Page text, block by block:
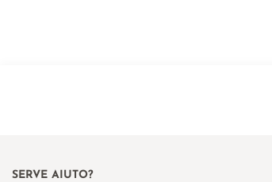
SERVE AIUTO?